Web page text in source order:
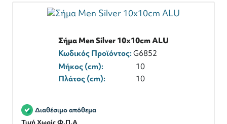
Σήμα Men Silver 10x10cm ALU
Κωδικός Προϊόντος:G6852
Μήκος (cm):
10
Πλάτος (cm):
10
Διαθέσιμο απόθεμα